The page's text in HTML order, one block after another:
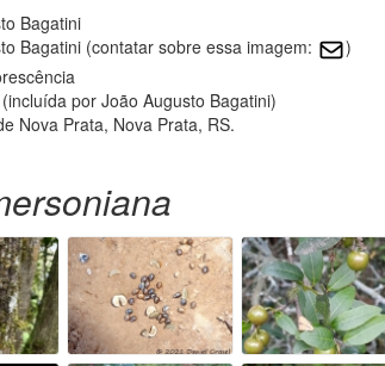
Bagatini
Bagatini (contatar sobre essa imagem:
)
por João Augusto Bagatini)
Nova Prata, Nova Prata, RS.